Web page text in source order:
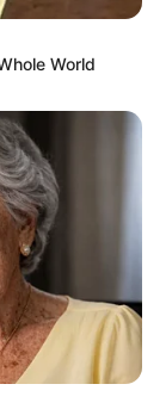
sintética,
World